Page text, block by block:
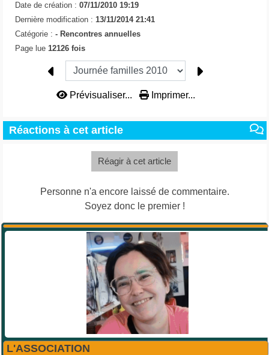
L'ASSOCIATION
Date de création : 07/11/2010 19:19
Dernière modification : 13/11/2014 21:41
Catégorie : - Rencontres annuelles
Page lue 12126 fois
Prévisualiser... Imprimer...
Réactions à cet article
Réagir à cet article
Personne n'a encore laissé de commentaire.
Soyez donc le premier !